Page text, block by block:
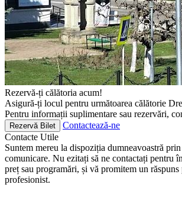
Rezervă-ți călătoria acum!
Asigură-ți locul pentru următoarea călătorie
Pentru informații suplimentare sau rezervări,
Rezervă Bilet
Contactează-ne
Contacte Utile
Suntem mereu la dispoziția dumneavoastră
comunicare. Nu ezitați să ne contactați pentru
preț sau programări, și vă promitem un răspuns
profesionist.